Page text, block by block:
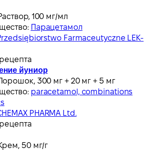
100 мг/мл
Парацетамол
Farmaceutyczne LEK-
йуниор
300 мг + 20 мг + 5 мг
paracetamol, combinations
PHARMA Ltd.
50 мг/г